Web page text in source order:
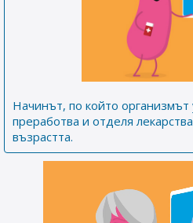
Начинът, по който организмът
преработва и отделя
възрастта.